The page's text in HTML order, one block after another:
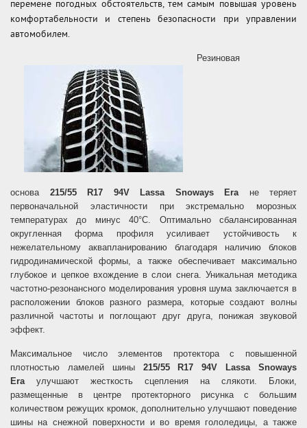
перемене погодных обстоятельств, тем самым повышая уровень
комфортабельности и степень безопасности при управлении
автомобилем.
Резиновая
основа 215/55 R17 94V Lassa Snoways Eraне теряет
первоначальной эластичности при экстремально морозных
температурах до минус 40°С. Оптимально сбалансированная
округленная форма профиля усиливает устойчивость к
нежелательному аквапланированию благодаря наличию блоков
гидродинамической формы, а также обеспечивает максимально
глубокое и цепкое вхождение в слои снега. Уникальная методика
частотно-резонансного моделирования уровня шума заключается в
расположении блоков разного размера, которые создают волны
различной частоты и поглощают друг друга, понижая звуковой
эффект.
Максимальное число элементов протектора с повышенной
плотностью ламелей шины 215/55 R17 94V Lassa Snoways
Eraулучшают жесткость сцепления на слякоти. Блоки,
размещенные в центре протекторного рисунка с большим
количеством режущих кромок, дополнительно улучшают поведение
шины на снежной поверхности и во время гололедицы, а также